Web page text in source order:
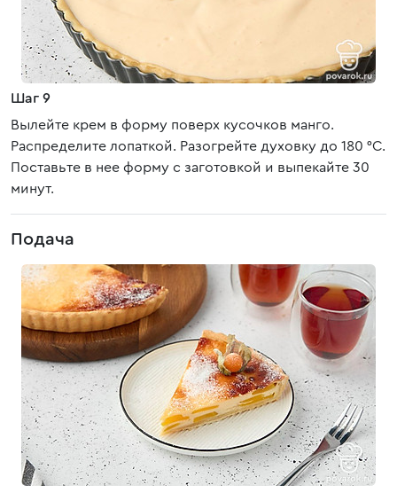
Шаг 9
Вылейте крем в форму поверх кусочков манго.
Распределите лопаткой. Разогрейте духовку до 180 °C.
Поставьте в нее форму с заготовкой и выпекайте 30
минут.
Подача